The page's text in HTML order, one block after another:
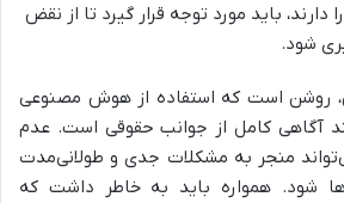
دارند، باید مورد توجه قرار گیرد تا از نقض
شود.
روشن است که استفاده از هوش مصنوعی
آگاهی کامل از جوانب حقوقی است. عدم
منجر به مشکلات جدی و طولانی‌مدت
شود. همواره باید به خاطر داشت که